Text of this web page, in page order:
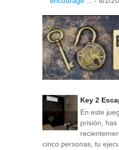
Key 2
En este
prisión,
cinco personas, tu